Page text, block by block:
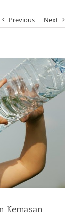
Previous Next
Kemasan